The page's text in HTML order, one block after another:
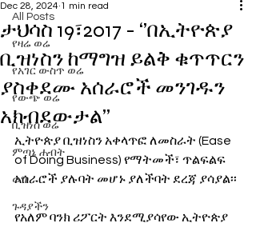
All Posts
የዛሬ ወሬ
የአገር ውስጥ ወሬ
የውጭ ወሬ
ቢዝነስ ወሬ
ምጣኔ ሐብት
ወግ
ጉዳያችን
ታህሳስ 19፣2017 - ‘’በኢትዮጵያ
ቢዝነስን ከማግዝ ይልቅ ቁጥጥርን
ያስቀደሙ አሰራሮች መንገዱን
አክብደውታል’’
Dec 28, 2024 1 min read
ኢትዮጵያ ቢዝነስን አቀላጥፎ ለመስራት (Ease
of Doing Business) የማትመች፣ ጥልፍልፍ
አሰራሮች ያሉባት መሆኑ ያለችባት ደረጃ ያሳያል፡፡
የአለም ባንክ ሪፖርት እንደሚያሳየው ኢትዮጵያ